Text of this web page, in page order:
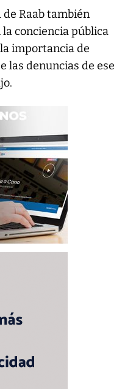
Raab también
conciencia pública
importancia de
las denuncias de ese